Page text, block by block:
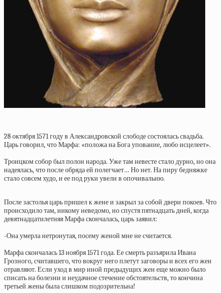
28 октября 1571 году в Александровской слободе состоялась свадьба.
Царь говорил, что Марфа: «положа на Бога упование, любо исцелеет».
Троицком собор был полон народа. Уже там невесте стало дурно, но она
надеялась, что после обряда ей полегчает… Но нет. На пиру бедняжке
стало совсем худо, и ее под руки увели в опочивальню.
После застолья царь пришел к жене и закрыл за собой двери покоев. Что
происходило там, никому неведомо, но спустя пятнадцать дней, когда
девятнадцатилетняя Марфа скончалась, царь заявил:
-Она умерла нетронутая, посему женой мне не считается.
Марфа скончалась 13 ноября 1571 года. Ее смерть разъярила Ивана
Грозного, считавшего, что вокруг него плетут заговоры и всех его жен
отравляют. Если уход в мир иной предыдущих жен еще можно было
списать на болезни и неудачное стечение обстоятельств, то кончина
третьей жены была слишком подозрительна!